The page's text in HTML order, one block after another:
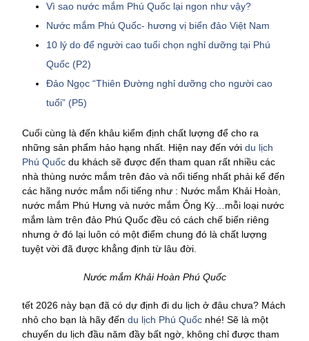
Vì sao nước mắm Phú Quốc lại ngon như vậy?
Nước mắm Phú Quốc- hương vị biển đảo Việt Nam
10 lý do để người cao tuổi chọn nghỉ dưỡng tại Phú
Quốc (P2)
Đảo Ngọc “Thiên Đường nghỉ dưỡng cho người cao
tuổi” (P5)
Cuối cùng là đến khâu kiểm định chất lượng để cho ra
những sản phẩm hảo hạng nhất. Hiện nay đến với du lịch
Phú Quốc du khách sẽ được đến tham quan rất nhiều các
nhà thùng nước mắm trên đảo và nổi tiếng nhất phải kể đến
các hãng nước mắm nổi tiếng như : Nước mắm Khải Hoàn,
nước mắm Phú Hưng và nước mắm Ông Kỳ…mỗi loại nước
mắm làm trên đảo Phú Quốc đều có cách chế biến riêng
nhưng ở đó lại luôn có một điểm chung đó là chất lượng
tuyệt vời đã được khẳng định từ lâu đời.
Nước mắm Khải Hoàn Phú Quốc
tết 2026 này bạn đã có dự định đi du lịch ở đâu chưa? Mách
nhỏ cho bạn là hãy đến du lịch Phú Quốc nhé! Sẽ là một
chuyến du lịch đầu năm đầy bất ngờ, không chỉ được tham